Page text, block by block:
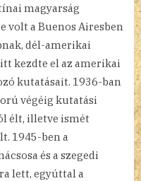
magyarság
volt a Buenos Airesben
dél-amerikai
kezdte el az amerikai
kutatásait. 1936-ban
végéig kutatási
élt, illetve ismét
1945-ben a
és a szegedi
lett, egyúttal a